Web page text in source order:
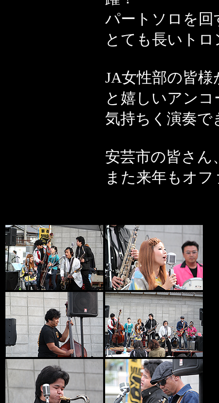
パートソロを
とても長いト
JA女性部の皆
と嬉しいアン
気持ちく演奏で
安芸市の皆さ
また来年もオ